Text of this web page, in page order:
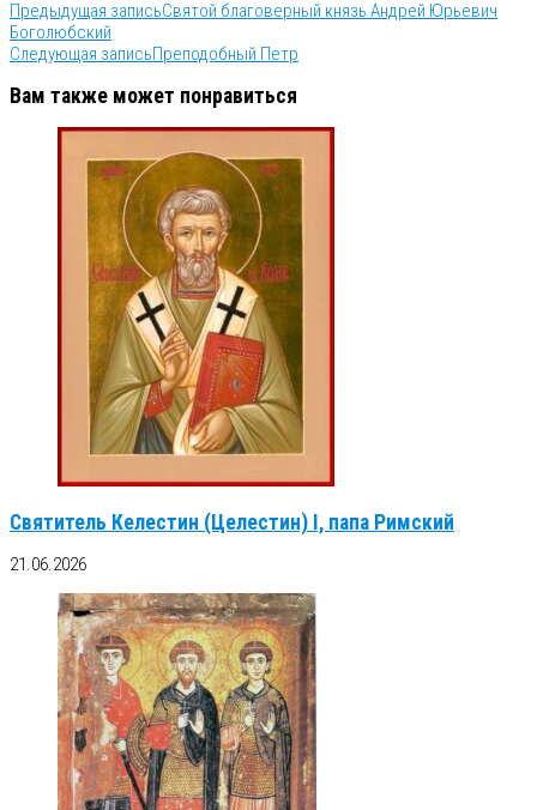
Предыдущая записьСвятой благоверный князь Андрей Юрьевич
Боголюбский
Следующая записьПреподобный Петр
Вам также может понравиться
Святитель Келестин (Целестин) I, папа Римский
21.06.2026